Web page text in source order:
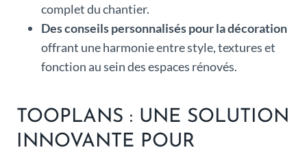
complet du chantier.
Des conseils personnalisés pour la décoration
offrant une harmonie entre style, textures et
fonction au sein des espaces rénovés.
TOOPLANS : UNE SOLUTION
INNOVANTE POUR